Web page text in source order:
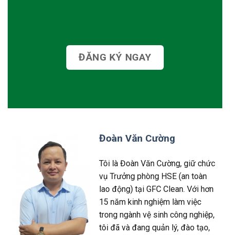
ĐĂNG KÝ NGAY
Đoàn Văn Cường
Tôi là Đoàn Văn Cường, giữ chức
vụ Trưởng phòng HSE (an toàn
lao động) tại GFC Clean. Với hơn
15 năm kinh nghiệm làm việc
trong ngành vệ sinh công nghiệp,
tôi đã và đang quản lý, đào tạo,